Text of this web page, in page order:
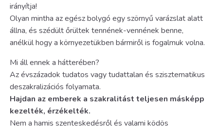
irányítja!
Olyan mintha az egész bolygó egy szörnyű varázslat alatt
állna, és szédült őrültek tennének-vennének benne,
anélkül hogy a környezetükben bármiről is fogalmuk volna.
Mi áll ennek a hátterében?
Az évszázadok tudatos vagy tudattalan és szisztematikus
deszakralizációs folyamata.
Hajdan az emberek a szakralitást teljesen másképp
kezelték, érzékelték.
Nem a hamis szenteskedésről és valami ködös